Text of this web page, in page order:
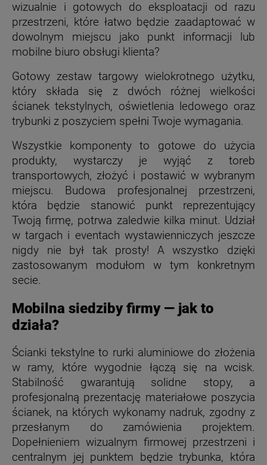
wizualnie i gotowych do eksploatacji od razu
przestrzeni, które łatwo będzie zaadaptować w
dowolnym miejscu jako punkt informacji lub
mobilne biuro obsługi klienta?
Gotowy zestaw targowy wielokrotnego użytku,
który składa się z dwóch różnej wielkości
ścianek tekstylnych, oświetlenia ledowego oraz
trybunki z poszyciem spełni Twoje wymagania.
Wszystkie komponenty to gotowe do użycia
produkty, wystarczy je wyjąć z toreb
transportowych, złożyć i postawić w wybranym
miejscu. Budowa profesjonalnej przestrzeni,
która będzie stanowić punkt reprezentujący
Twoją firmę, potrwa zaledwie kilka minut. Udział
w targach i eventach wystawienniczych jeszcze
nigdy nie był tak prosty! A wszystko dzięki
zastosowanym modułom w tym konkretnym
secie.
Mobilna siedziby firmy — jak to
działa?
Ścianki tekstylne to rurki aluminiowe do złożenia
w ramy, które wygodnie łączą się na wcisk.
Stabilność gwarantują solidne stopy, a
profesjonalną prezentację materiałowe poszycia
ścianek, na których wykonamy nadruk, zgodny z
przesłanym do zamówienia projektem.
Dopełnieniem wizualnym firmowej przestrzeni i
centralnym jej punktem będzie trybunka, która